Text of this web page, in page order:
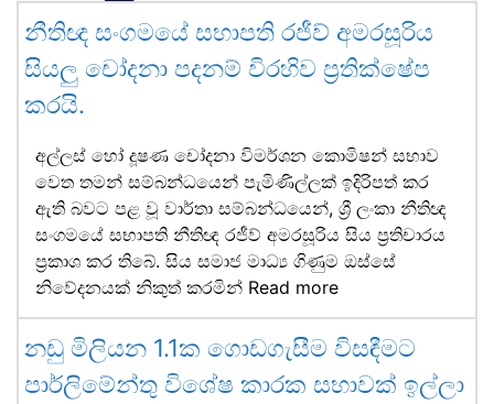
නීතිඥ සංගමයේ සභාපති රජීව් අමරසූරිය
සියලු චෝදනා පදනම් විරහිව ප්‍රතික්ෂේප
කරයි.
අල්ලස් හෝ දූෂණ චෝදනා විමර්ශන කොමිෂන් සභාව
වෙත තමන් සම්බන්ධයෙන් පැමිණිල්ලක් ඉදිරිපත් කර
ඇති බවට පළ වූ වාර්තා සම්බන්ධයෙන්, ශ්‍රී ලංකා නීතිඥ
සංගමයේ සභාපති නීතිඥ රජීව් අමරසූරිය සිය ප්‍රතිචාරය
ප්‍රකාශ කර තිබේ. සිය සමාජ මාධ්‍ය ගිණුම ඔස්සේ
නිවේදනයක් නිකුත් කරමින් Read more
නඩු මිලියන 1.1ක ගොඩගැසීම විසඳීමට
පාර්ලිමේන්තු විශේෂ කාරක සභාවක් ඉල්ලා